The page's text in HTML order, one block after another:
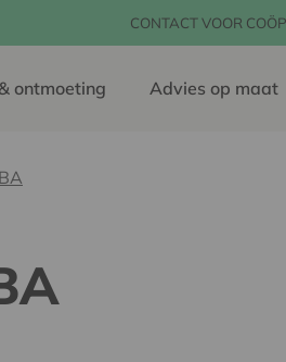
CONTACT VOOR
ontmoeting Advies op maat